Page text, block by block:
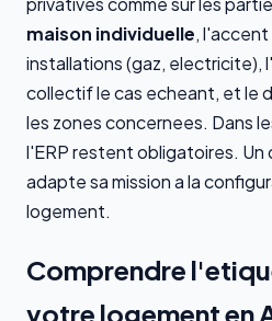
maison individuelle,
installations (gaz, electricite),
collectif le cas echeant, et le
les zones concernees. Dans
l'ERP restent obligatoires. Un
adapte sa mission a la
logement.
Comprendre
votre logement en